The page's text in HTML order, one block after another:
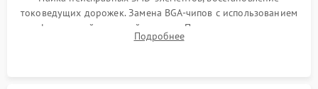
токоведущих дорожек. Замена BGA-чипов с использованием
инфракрасной паяльной станции. Прошивка микросхемы
BIOS или замена поврежденных портов USB
Подробнее